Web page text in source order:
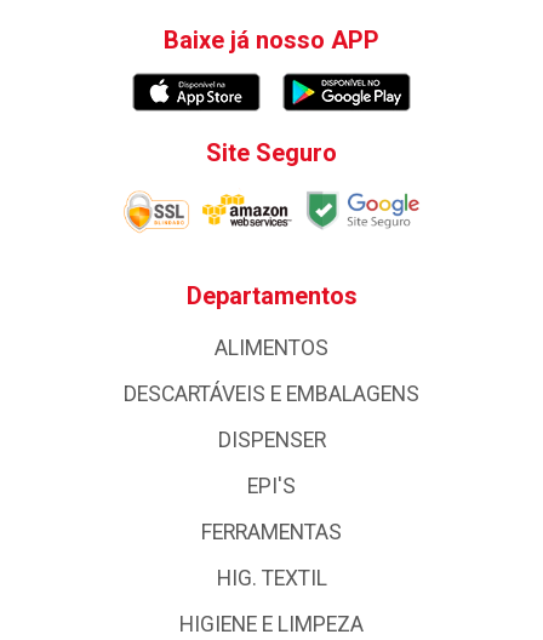
Baixe já nosso APP
Site Seguro
Departamentos
ALIMENTOS
DESCARTÁVEIS E EMBALAGENS
DISPENSER
EPI'S
FERRAMENTAS
HIG. TEXTIL
HIGIENE E LIMPEZA